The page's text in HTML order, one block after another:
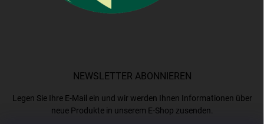
NEWSLETTER ABONNIEREN
Legen Sie Ihre E-Mail ein und wir werden Ihnen Informationen über
neue Produkte in unserem E-Shop zusenden.